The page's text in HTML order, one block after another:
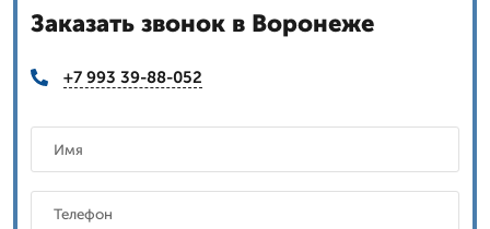
Заказать звонок в Воронеже
+7 993 39-88-052